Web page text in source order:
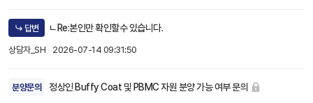
답변 ㄴRe:본인만 확인할수 있습니다.
상담자_SH 2026-07-14 09:31:50
분양문의 정상인 Buffy Coat 및 PBMC 자원 분양 가능 여부 문의